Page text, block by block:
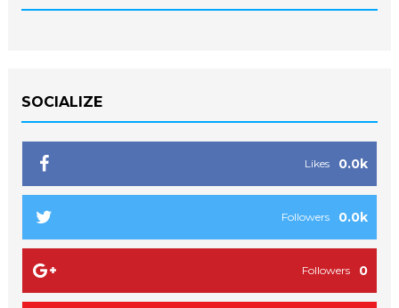
SOCIALIZE
0.0k
Likes
0.0k
Followers
0
Followers